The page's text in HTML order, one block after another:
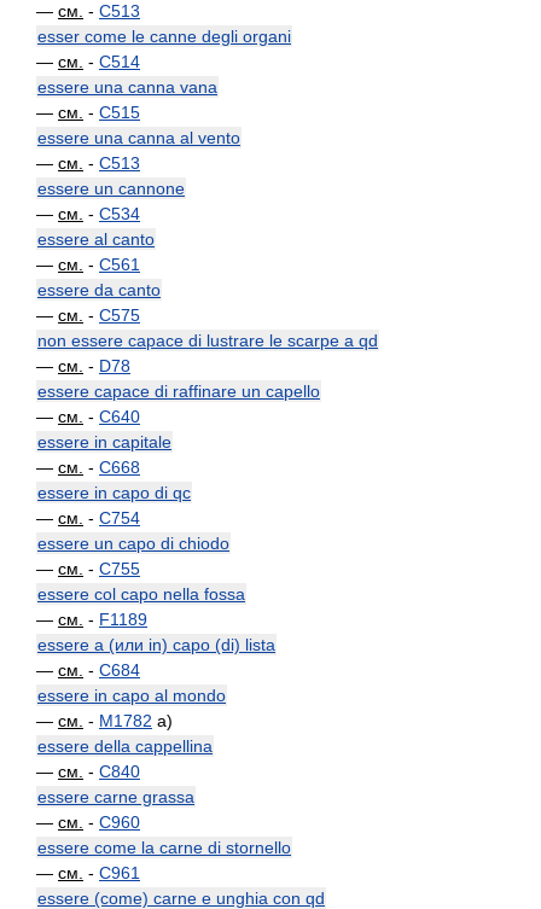
— см. - C513
esser come le canne degli organi
— см. - C514
essere una canna vana
— см. - C515
essere una canna al vento
— см. - C513
essere un cannone
— см. - C534
essere al canto
— см. - C561
essere da canto
— см. - C575
non essere capace di lustrare le scarpe a qd
— см. - D78
essere capace di raffinare un capello
— см. - C640
essere in capitale
— см. - C668
essere in capo di qc
— см. - C754
essere un capo di chiodo
— см. - C755
essere col capo nella fossa
— см. - F1189
essere a (или in) capo (di) lista
— см. - C684
essere in capo al mondo
— см. - M1782 a)
essere della cappellina
— см. - C840
essere carne grassa
— см. - C960
essere come la carne di stornello
— см. - C961
essere (come) carne e unghia con qd